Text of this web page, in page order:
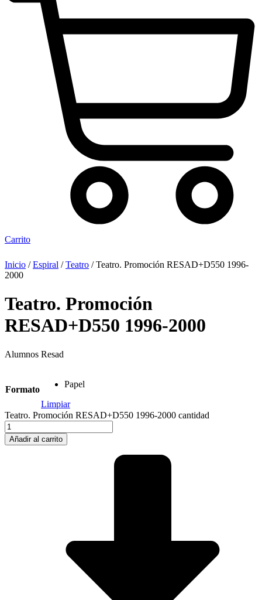
Carrito
Inicio /Espiral /Teatro / Teatro. Promoción RESAD+D550 1996-
2000
Teatro. Promoción
RESAD+D550 1996-2000
Alumnos Resad
Formato
Papel
Limpiar
Teatro. Promoción RESAD+D550 1996-2000 cantidad
Añadir al carrito